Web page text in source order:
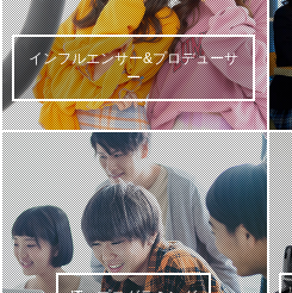
インフルエンサー&プロデューサ
ー